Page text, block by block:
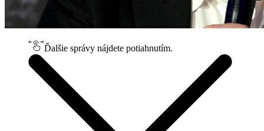
Ďalšie správy nájdete potiahnutím.